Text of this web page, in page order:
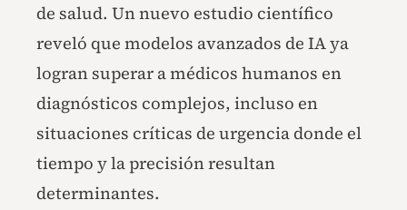
de salud. Un nuevo estudio científico
reveló que modelos avanzados de IA ya
logran superar a médicos humanos en
diagnósticos complejos, incluso en
situaciones críticas de urgencia donde el
tiempo y la precisión resultan
determinantes.